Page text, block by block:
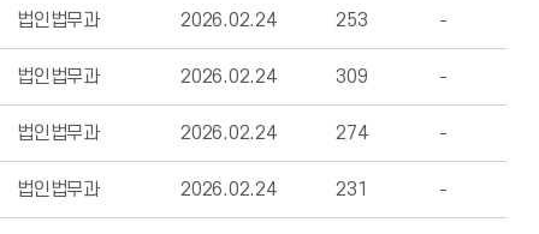
법인법무과 2026.02.24 253
법인법무과 2026.02.24 309
법인법무과 2026.02.24 274
법인법무과 2026.02.24 231